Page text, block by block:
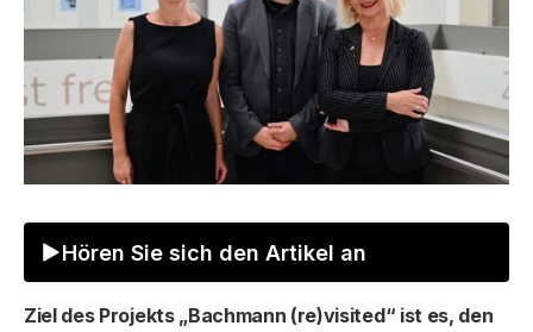
Hören Sie sich den Artikel an
Ziel des Projekts „Bachmann (re)visited“ ist es, den